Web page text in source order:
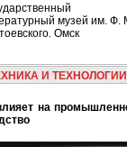
музей им. Ф.
Омск
И ТЕХНОЛОГИИ